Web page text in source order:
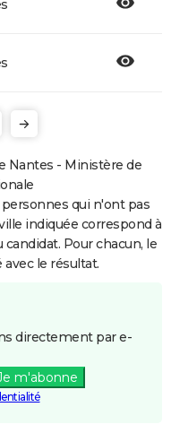
Nantes - Ministère de
qui n'ont pas
indiquée correspond à
Pour chacun, le
le résultat.
directement par e-
m'abonne